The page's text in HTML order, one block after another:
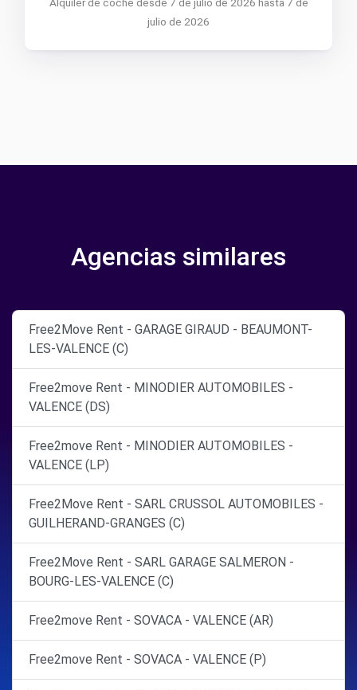
Alquiler de coche desde 7 de julio de 2026 hasta 7 de
julio de 2026
Agencias similares
Free2Move Rent - GARAGE GIRAUD - BEAUMONT-
LES-VALENCE (C)
Free2move Rent - MINODIER AUTOMOBILES -
VALENCE (DS)
Free2move Rent - MINODIER AUTOMOBILES -
VALENCE (LP)
Free2Move Rent - SARL CRUSSOL AUTOMOBILES -
GUILHERAND-GRANGES (C)
Free2Move Rent - SARL GARAGE SALMERON -
BOURG-LES-VALENCE (C)
Free2move Rent - SOVACA - VALENCE (AR)
Free2move Rent - SOVACA - VALENCE (P)